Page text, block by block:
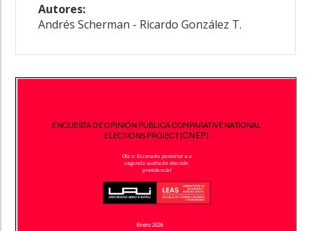
Autores:
Andrés Scherman - Ricardo González T.